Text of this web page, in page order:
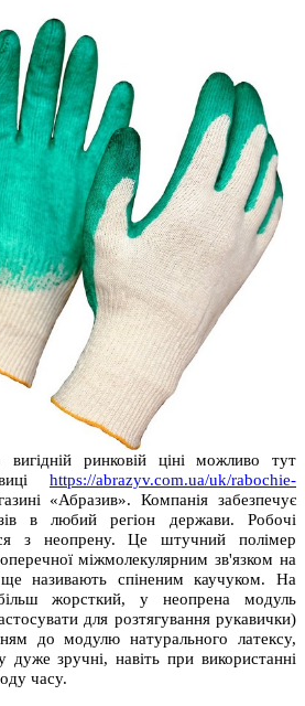
ринковій ціні можливо тут
https://abrazyv.com.ua/uk/rabochie-
«Абразив». Компанія забезпечує
в любий регіон держави. Робочі
з неопрену. Це штучний полімер
міжмолекулярним зв'язком на
називають спіненим каучуком. На
жорсткий, у неопрена модуль
для розтягування рукавички)
до модулю натурального латексу,
зручні, навіть при використанні
часу.